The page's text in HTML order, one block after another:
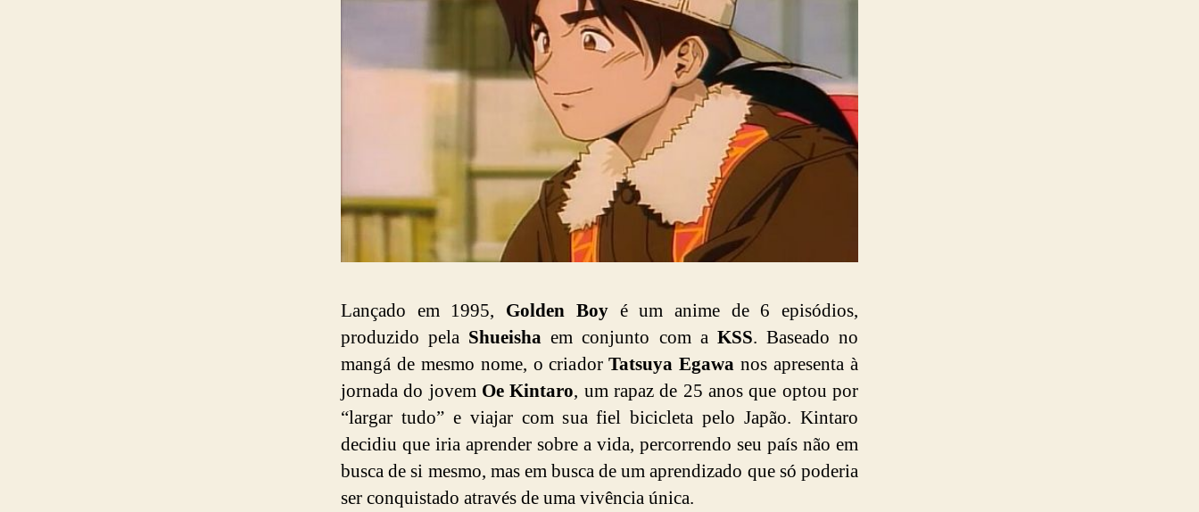
Lançado em 1995, Golden Boyé um anime de 6 episódios,
produzido pela Shueisha em conjunto com a KSS. Baseado no
mangá de mesmo nome, o criadorTatsuya Egawa nos apresenta à
jornada do jovem Oe Kintaro, um rapaz de 25 anos que optou por
“largar tudo” e viajar com sua fiel bicicleta pelo Japão. Kintaro
decidiu que iria aprender sobre a vida, percorrendo seu país não em
busca de si mesmo, mas em busca de um aprendizado que só poderia
ser conquistado através de uma vivência única.